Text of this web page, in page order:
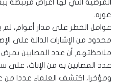
المرضية التي لها أعراض مرتبطة
غوره.
عوامل الخطر على مدار أعوام،
محدود من الإشارات الدالة على
ملاحظتهم أن عدد المصابين بمرض
عدد المصابين به من الإناث، على
ومؤخرا، اكتشف العلماء عددا من